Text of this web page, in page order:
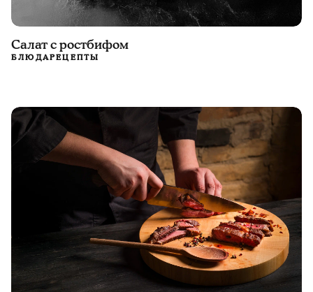
Салат с ростбифом
БЛЮДАРЕЦЕПТЫ